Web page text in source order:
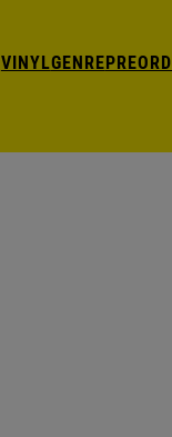
VINYLGENRE